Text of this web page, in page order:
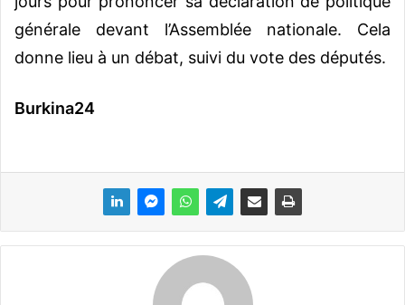
générale devant l’Assemblée nationale. Cela
donne lieu à un débat, suivi du vote des députés.
Burkina24